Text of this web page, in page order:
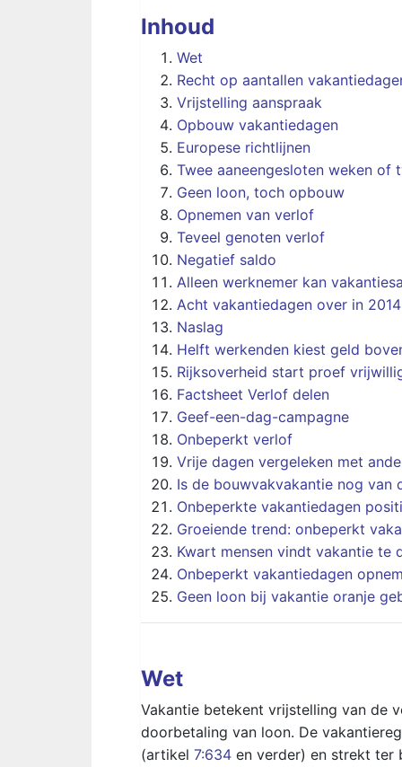
Inhoud
Wet
Recht op aantallen
Vrijstelling aanspraak
Opbouw vakantiedagen
Europese richtlijnen
Twee aaneengesloten weken of
Geen loon, toch opbouw
Opnemen van verlof
Teveel genoten verlof
Negatief saldo
Alleen werknemer kan
Acht vakantiedagen over in 2014
Naslag
Helft werkenden kiest geld
Rijksoverheid start proef
Factsheet Verlof delen
Geef-een-dag-campagne
Onbeperkt verlof
Vrije dagen vergeleken met
Is de bouwvakvakantie nog van
Onbeperkte vakantiedagen
Groeiende trend: onbeperkt
Kwart mensen vindt vakantie te
Onbeperkt vakantiedagen
Geen loon bij vakantie oranje
Wet
Vakantie betekent vrijstelling van de
doorbetaling van loon. De
(artikel 7:634 en verder) en strekt ter